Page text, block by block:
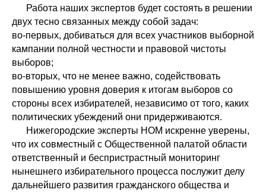
Работа наших экспертов будет состоять в решении
двух тесно связанных между собой задач:
во-первых, добиваться для всех участников выборной
кампании полной честности и правовой чистоты
выборов;
во-вторых, что не менее важно, содействовать
повышению уровня доверия к итогам выборов со
стороны всех избирателей, независимо от того, каких
политических убеждений они придерживаются.
Нижегородские эксперты НОМ искренне уверены,
что их совместный с Общественной палатой области
ответственный и беспристрастный мониторинг
нынешнего избирательного процесса послужит делу
дальнейшего развития гражданского общества и